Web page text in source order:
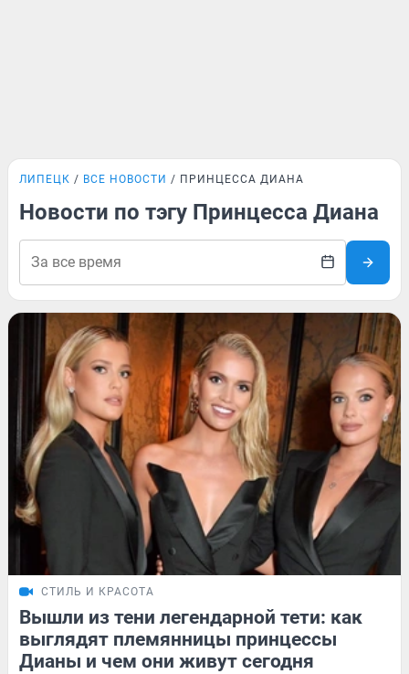
ЛИПЕЦК ВСЕ НОВОСТИ ПРИНЦЕССА ДИАНА
Новости по тэгу Принцесса Диана
СТИЛЬ И КРАСОТА
Вышли из тени легендарной тети: как
выглядят племянницы принцессы
Дианы и чем они живут сегодня